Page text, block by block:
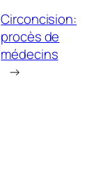
Circoncision:
procès de
médecins
→